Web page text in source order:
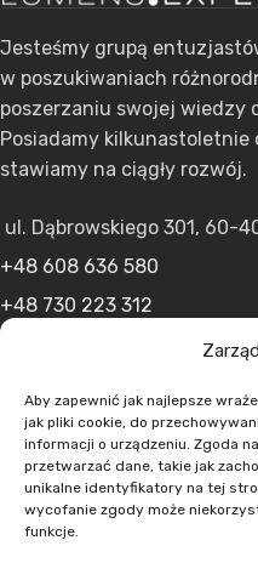
Aby zapewnić jak najlepsze
jak pliki cookie, do
informacji o urządzeniu. Zgoda
przetwarzać dane, takie jak
unikalne identyfikatory na tej
wycofanie zgody może
funkcje.
Jesteśmy grupą
w poszukiwaniach
poszerzaniu swojej wiedzy
Posiadamy
stawiamy na ciągły rozwój.
ul. Dąbrowskiego 301, 60-
+48 608 636 580
+48 730 223 312
MENU